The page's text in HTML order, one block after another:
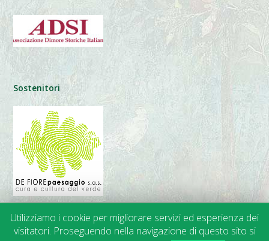
Sostenitori
© 2014-2024 APGI |Trasparenza • Privacy • Cookies | Web Design
Utilizziamo i cookie per migliorare servizi ed esperienza dei
visitatori. Proseguendo nella navigazione di questo sito si